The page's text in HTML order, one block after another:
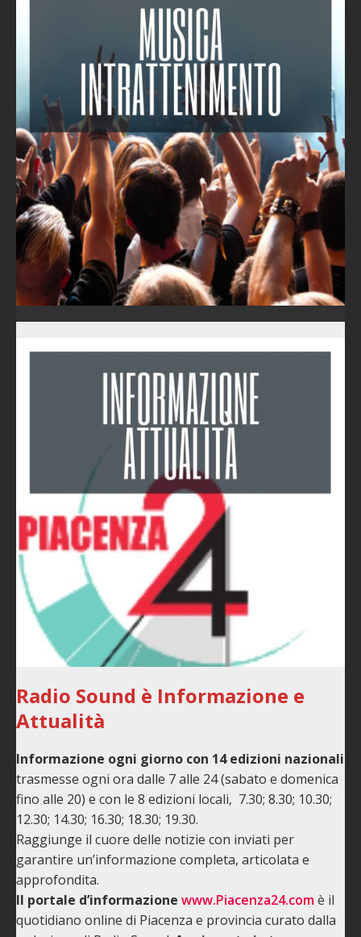
Radio Sound è Informazione e
Attualità
Informazione ogni giorno con 14 edizioni nazionali
trasmesse ogni ora dalle 7 alle 24 (sabato e domenica
fino alle 20) e con le 8 edizioni locali, 7.30; 8.30; 10.30;
12.30; 14.30; 16.30; 18.30; 19.30.
Raggiunge il cuore delle notizie con inviati per
garantire un’informazione completa, articolata e
approfondita.
Il portale d’informazione www.Piacenza24.comè il
quotidiano online di Piacenza e provincia curato dalla